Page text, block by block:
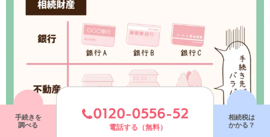
手続きを
調べる
電話する（無料）
相続税は
かかる？